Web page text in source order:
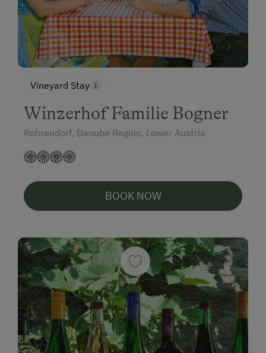
Vineyard Stay
Winzerhof Familie Bogner
Rohrendorf, Danube Region, Lower Austria
BOOK NOW